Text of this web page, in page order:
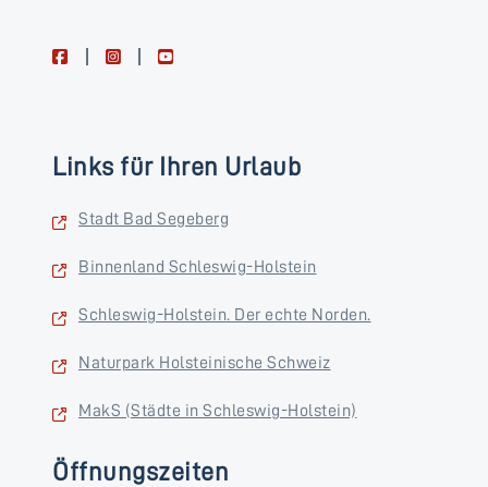
facebookinstagramyoutube
Links für Ihren Urlaub
Stadt Bad Segeberg
Binnenland Schleswig-Holstein
Schleswig-Holstein. Der echte Norden.
Naturpark Holsteinische Schweiz
MakS (Städte in Schleswig-Holstein)
Öffnungszeiten